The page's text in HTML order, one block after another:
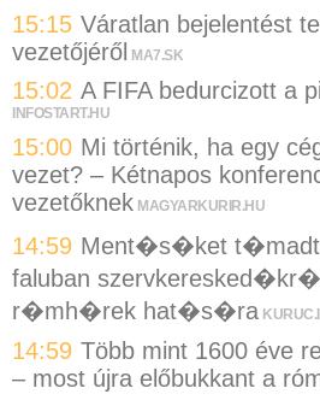
15:15 Váratlan bejelentést
vezetőjéről MA7.SK
15:02 A FIFA bedurcizott a
INFOSTART.HU
15:00 Mi történik, ha egy
vezet? – Kétnapos
vezetőknek MAGYARKURIR.HU
14:59 Ment�s�ket
faluban
r�mh�rek hat�s�ra
14:59 Több mint 1600 éve
– most újra előbukkant a